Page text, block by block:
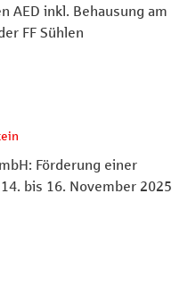
AED inkl. Behausung am
FF Sühlen
Förderung einer
bis 16. November 2025